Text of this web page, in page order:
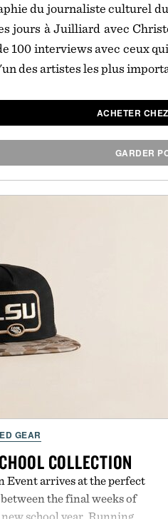
du journaliste culturel
jours à Juilliard avec
100 interviews avec ceux
des artistes les plus
ACHETER
GARDER
GEAR
COLLECTION
Event arrives at the perfect
the final weeks of
school year. Running